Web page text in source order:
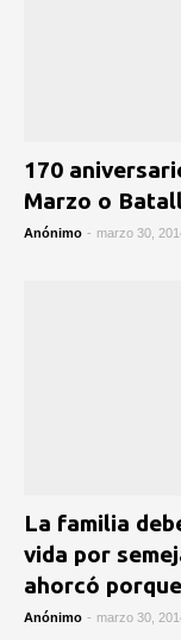
170
Marzo o
Anónimo - marzo 30,
La familia
vida por
ahorcó
Anónimo - marzo 30,